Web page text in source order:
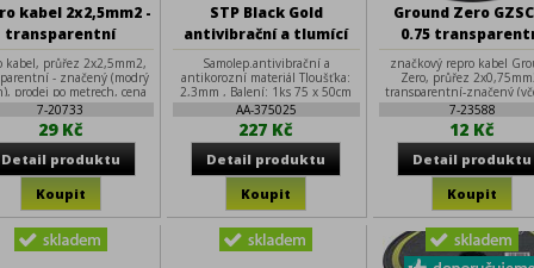
kabel 2x2,5mm2 -
transparentní
kabel, průřez 2x2,5mm2,
- značený (modrý
prodej po metrech, cena
za 1m
7-20733
29 Kč
STP Black Gold
antivibrační a tlumící
materiál
Samolep.antivibrační a
antikorozní materiál Tloušťka:
2,3mm , Balení: 1ks 75 x 50cm
AA-375025
227 Kč
Ground Zero
0.75
repro kabel
značkový repro kabel
Zero, průřez
transparentní-značený
metráže), extra ohebný
7-23588
12 Kč